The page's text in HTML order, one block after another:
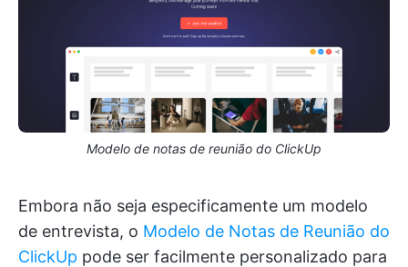
Modelo de notas de reunião do ClickUp
Embora não seja especificamente um modelo
de entrevista, o Modelo de Notas de Reunião do
ClickUp pode ser facilmente personalizado para